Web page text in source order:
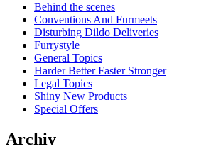
Behind the scenes
Conventions And Furmeets
Disturbing Dildo Deliveries
Furrystyle
General Topics
Harder Better Faster Stronger
Legal Topics
Shiny New Products
Special Offers
Archiv